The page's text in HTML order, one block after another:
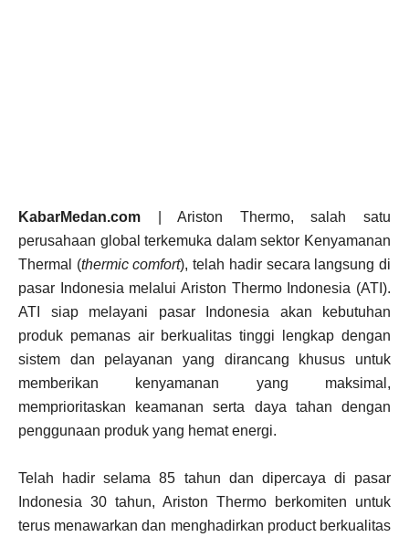
KabarMedan.com | Ariston Thermo, salah satu
perusahaan global terkemuka dalam sektor Kenyamanan
Thermal (thermic comfort), telah hadir secara langsung di
pasar Indonesia melalui Ariston Thermo Indonesia (ATI).
ATI siap melayani pasar Indonesia akan kebutuhan
produk pemanas air berkualitas tinggi lengkap dengan
sistem dan pelayanan yang dirancang khusus untuk
memberikan kenyamanan yang maksimal,
memprioritaskan keamanan serta daya tahan dengan
penggunaan produk yang hemat energi.
Telah hadir selama 85 tahun dan dipercaya di pasar
Indonesia 30 tahun, Ariston Thermo berkomiten untuk
terus menawarkan dan menghadirkan product berkualitas